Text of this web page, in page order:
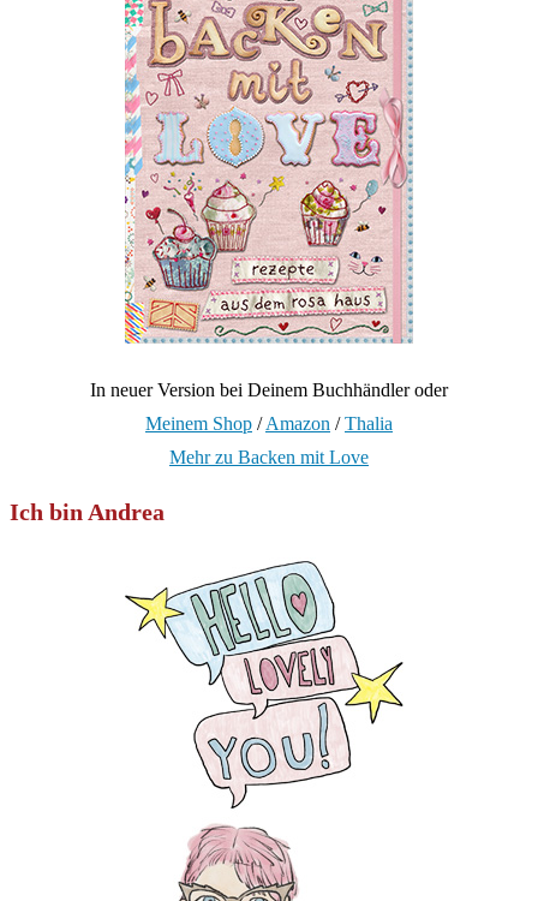
In neuer Version bei Deinem Buchhändler oder
Meinem Shop /Amazon /Thalia
Mehr zu Backen mit Love
Ich bin Andrea